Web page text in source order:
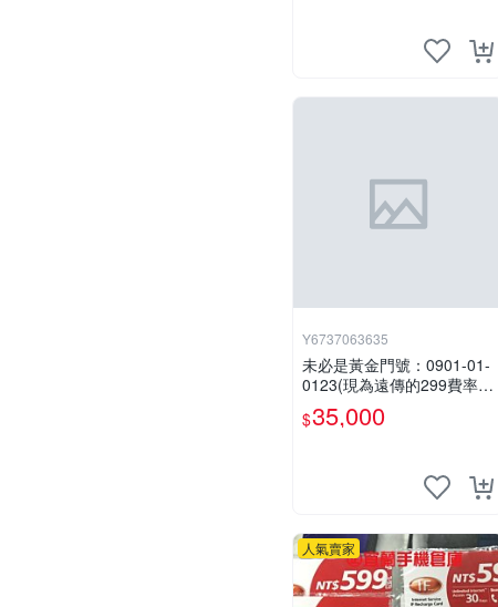
Y6737063635
未必是黃金門號：0901-01-
0123(現為遠傳的299費率門
號，屆時將以無約狀態過
戶)。
$35,000
人氣賣家